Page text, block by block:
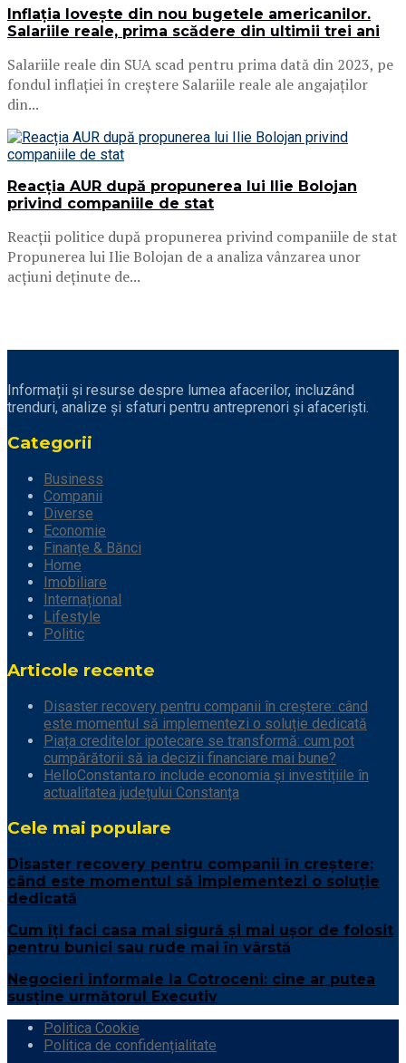
Inflația lovește din nou bugetele americanilor.
Salariile reale, prima scădere din ultimii trei ani
Salariile reale din SUA scad pentru prima dată din 2023, pe
fondul inflației în creștere Salariile reale ale angajaților
din...
Reacția AUR după propunerea lui Ilie Bolojan
privind companiile de stat
Reacții politice după propunerea privind companiile de stat
Propunerea lui Ilie Bolojan de a analiza vânzarea unor
acțiuni deținute de...
Informații și resurse despre lumea afacerilor, incluzând
trenduri, analize și sfaturi pentru antreprenori și afaceriști.
Categorii
Business
Companii
Diverse
Economie
Finanțe & Bănci
Home
Imobiliare
Internațional
Lifestyle
Politic
Articole recente
Disaster recovery pentru companii în creștere: când
este momentul să implementezi o soluție dedicată
Piața creditelor ipotecare se transformă: cum pot
cumpărătorii să ia decizii financiare mai bune?
HelloConstanta.ro include economia și investițiile în
actualitatea județului Constanța
Cele mai populare
Disaster recovery pentru companii în creștere:
când este momentul să implementezi o soluție
dedicată
Cum îți faci casa mai sigură și mai ușor de folosit
pentru bunici sau rude mai în vârstă
Negocieri informale la Cotroceni: cine ar putea
susține următorul Executiv
Politica Cookie
Politica de confidențialitate